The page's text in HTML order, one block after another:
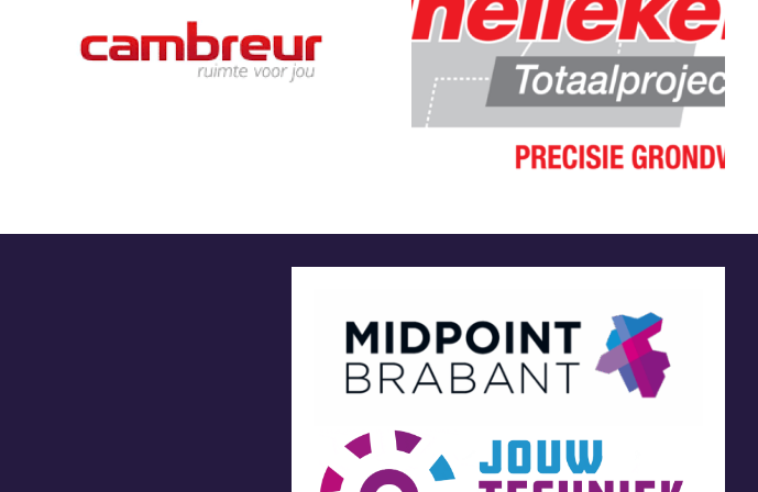
Schellekens
Totaalprojecten
Gemeente Dongen